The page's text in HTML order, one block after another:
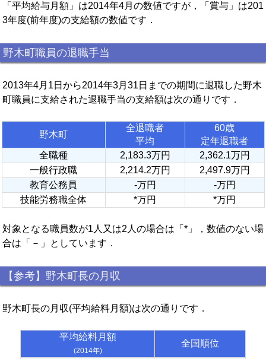
「平均給与月額」は2014年4月の数値ですが，「賞与」は201
3年度(前年度)の支給額の数値です．
野木町職員の退職手当
2013年4月1日から2014年3月31日までの期間に退職した野木
町職員に支給された退職手当の支給額は次の通りです．
野木町
全退職者
平均
60歳
定年退職者
全職種
2,183.3万円
2,362.1万円
一般行政職
2,214.2万円
2,497.9万円
教育公務員
-万円
-万円
技能労務職全体
*万円 *万円
対象となる職員数が1人又は2人の場合は「*」，数値のない場
合は「－」としています．
【参考】野木町長の月収
野木町長の月収(平均給料月額)は次の通りです．
平均給料月額
(2014年)
全国順位